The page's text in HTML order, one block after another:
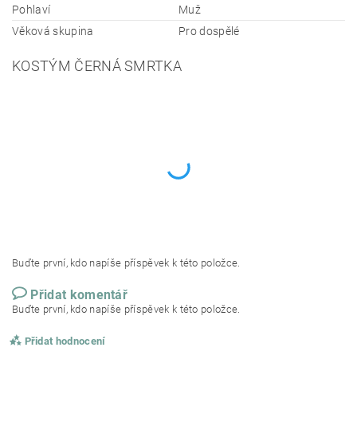
Pohlaví
Muž
Věková skupina
Pro dospělé
KOSTÝM ČERNÁ SMRTKA
Buďte první, kdo napíše příspěvek k této položce.
Přidat komentář
Buďte první, kdo napíše příspěvek k této položce.
Přidat hodnocení